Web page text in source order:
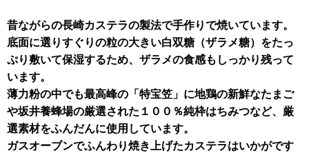
昔ながらの長崎カステラの製法で手作りで焼いています。
底面に選りすぐりの粒の大きい白双糖（ザラメ糖）をたっ
ぷり敷いて保湿するため、ザラメの食感もしっかり残って
います。
薄力粉の中でも最高峰の「特宝笠」に地鶏の新鮮なたまご
や坂井養蜂場の厳選された１００％純枠はちみつなど、厳
選素材をふんだんに使用しています。
ガスオーブンでふんわり焼き上げたカステラはいかがです